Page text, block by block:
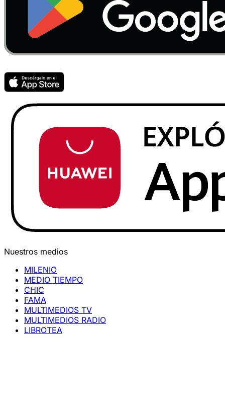
Nuestros medios
MILENIO
MEDIO TIEMPO
CHIC
FAMA
MULTIMEDIOS TV
MULTIMEDIOS RADIO
LIBROTEA